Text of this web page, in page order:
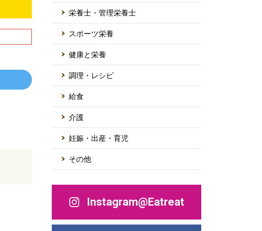
栄養士・管理栄養士
スポーツ栄養
健康と栄養
調理・レシピ
給食
介護
妊娠・出産・育児
その他
Instagram@Eatreat